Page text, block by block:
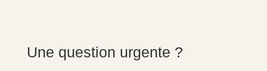
Une question urgente ?